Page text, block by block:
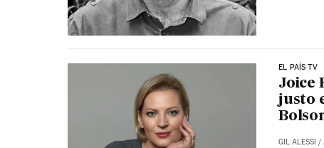
EL PAÍS TV
Joice
justo
GIL ALESSI /